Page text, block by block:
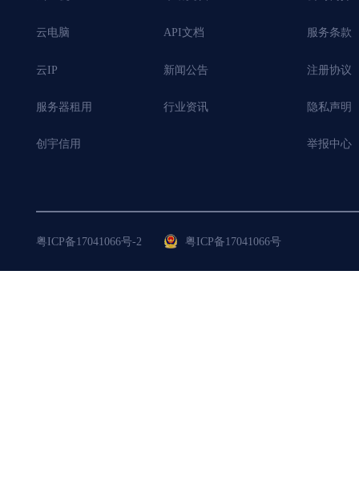
云电脑
云IP
服务器租用
创宇信用
API文档
新闻公告
行业资讯
服务条款
注册协议
隐私声明
举报中心
粤ICP备17041066号-2 粤ICP备17041066号